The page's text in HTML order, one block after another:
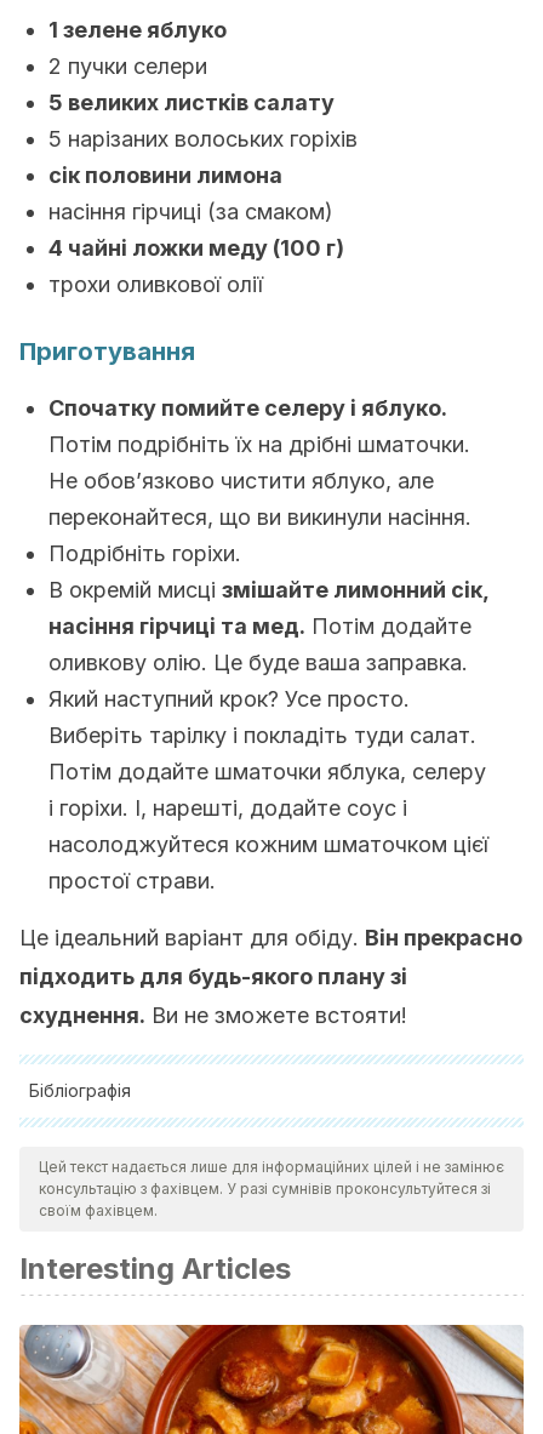
1 зелене яблуко
2 пучки селери
5 великих листків салату
5 нарізаних волоських горіхів
сік половини лимона
насіння гірчиці (за смаком)
4 чайні ложки меду (100 г)
трохи оливкової олії
Приготування
Спочатку помийте селеру і яблуко.
Потім подрібніть їх на дрібні шматочки.
Не обов’язково чистити яблуко, але
переконайтеся, що ви викинули насіння.
Подрібніть горіхи.
В окремій мисці змішайте лимонний сік,
насіння гірчиці та мед. Потім додайте
оливкову олію. Це буде ваша заправка.
Який наступний крок? Усе просто.
Виберіть тарілку і покладіть туди салат.
Потім додайте шматочки яблука, селеру
і горіхи. І, нарешті, додайте соус і
насолоджуйтеся кожним шматочком цієї
простої страви.
Це ідеальний варіант для обіду. Він прекрасно
підходить для будь-якого плану зі
схуднення. Ви не зможете встояти!
Бібліографія
Spices: Second Edition.
https://doi.org/10.1533/9780857095688.249
and antiproliferative activities of common vegetables.
https://doi.org/10.1021/jf020665f
Miean, K. H., & Mohamed, S. (2001). Flavonoid (myricetin,
quercetin, kaempferol, luteolin, and apigenin) content of
Цей текст надається лише для інформаційних цілей і не замінює
консультацію з фахівцем. У разі сумнівів проконсультуйтеся зі
своїм фахівцем.
Interesting Articles